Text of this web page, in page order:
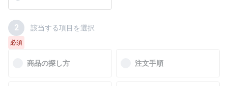
2 該当する項目を選択
必須
商品の探し方 注文手順